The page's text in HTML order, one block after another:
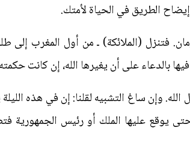
فتنزل (الملائكة) ـ من أول المغرب إلى
بالدعاء على أن يغيرها الله، إن كانت
وإن ساغ التشبيه لقلنا: إن في هذه الليلة
يوقع عليها الملك أو رئيس الجمهورية